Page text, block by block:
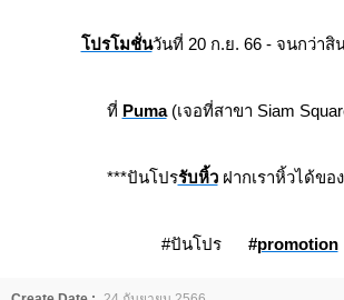
ปรโมชั่นวันที่ 20 ก.ย. 66 - จนกว่าสิ
ที่ Puma(เจอที่สาขา Siam
***ปันโปรรับหิ้วฝากเราหิ้วได้ขอ
#ปันโปร #promotion